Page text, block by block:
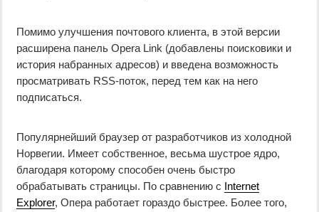
Помимо улучшения почтового клиента, в этой версии
расширена панель Opera Link (добавлены поисковики и
история набранных адресов) и введена возможность
просматривать RSS-поток, перед тем как на него
подписаться.
Популярнейший браузер от разработчиков из холодной
Норвегии. Имеет собственное, весьма шустрое ядро,
благодаря которому способен очень быстро
обрабатывать страницы. По сравнению с Internet
Explorer, Опера работает гораздо быстрее. Более того,